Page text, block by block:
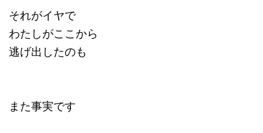
それがイヤで
わたしがここから
逃げ出したのも
また事実です